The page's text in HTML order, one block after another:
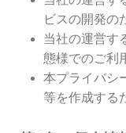
ビスの開発の
当社の運営す
態様でのご利
本プライバシ
等を作成する